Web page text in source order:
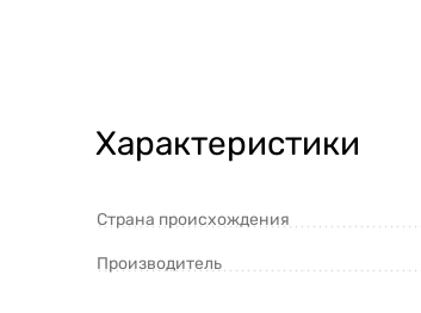
Характеристики
Страна происхождения
Производитель